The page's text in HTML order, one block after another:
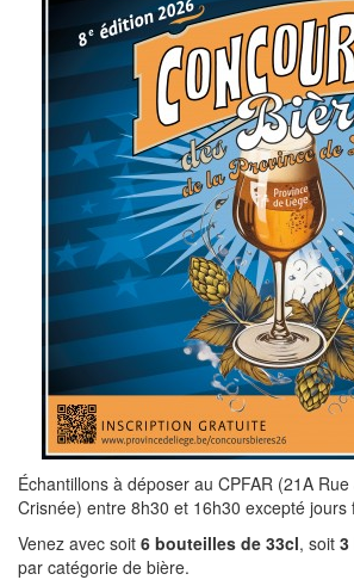
Échantillons à déposer au CPFAR (21A
Crisnée) entre 8h30 et 16h30 excepté jours
Venez avec soit 6 bouteilles de 33cl, soit 3
par catégorie de bière.